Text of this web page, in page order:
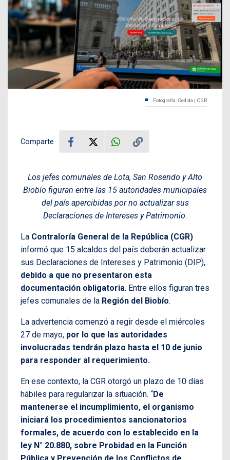
Fotografía: Cedida | CGR
Comparte
Los jefes comunales de Lota, San Rosendo y Alto
Biobío figuran entre las 15 autoridades municipales
del país apercibidas por no actualizar sus
Declaraciones de Intereses y Patrimonio.
La Contraloría General de la República (CGR)
informó que 15 alcaldes del país deberán actualizar
sus Declaraciones de Intereses y Patrimonio (DIP),
debido a que no presentaron esta
documentación obligatoria. Entre ellos figuran tres
jefes comunales de la Región del Biobío.
La advertencia comenzó a regir desde el miércoles
27 de mayo, por lo que las autoridades
involucradas tendrán plazo hasta el 10 de junio
para responder al requerimiento.
En ese contexto, la CGR otorgó un plazo de 10 días
hábiles para regularizar la situación. “De
mantenerse el incumplimiento, el organismo
iniciará los procedimientos sancionatorios
formales, de acuerdo con lo establecido en la
ley N° 20.880, sobre Probidad en la Función